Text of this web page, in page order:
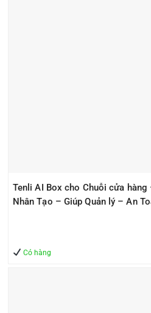
Tenli AI Box cho Chuỗi cửa hàng
Nhân Tạo – Giúp Quản lý – An
Có hàng